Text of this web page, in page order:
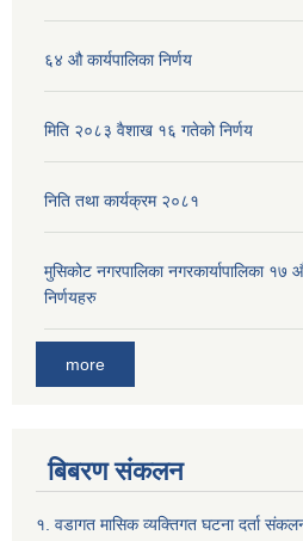
६४ औ कार्यपालिका निर्णय
मिति २०८३ वैशाख १६ गतेको निर्णय
निति तथा कार्यक्रम २०८१
मुसिकोट नगरपालिका नगरकार्यापालिका
निर्णयहरु
more
बिबरण संकलन
१. वडागत मासिक व्यक्तिगत घटना दर्ता